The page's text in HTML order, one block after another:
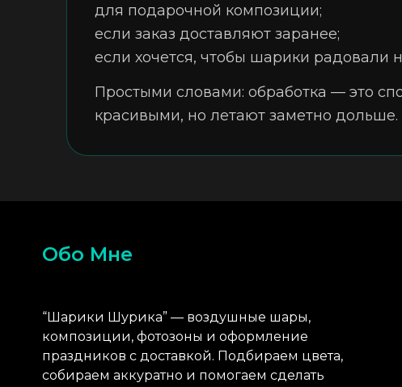
для подарочной композиции;
если заказ доставляют заранее;
если хочется, чтобы шарики радовали
Простыми словами: обработка — это
красивыми, но летают заметно дольше.
Обо Мне
“Шарики Шурика” — воздушные шары,
композиции, фотозоны и оформление
праздников с доставкой. Подбираем цвета,
собираем аккуратно и помогаем сделать